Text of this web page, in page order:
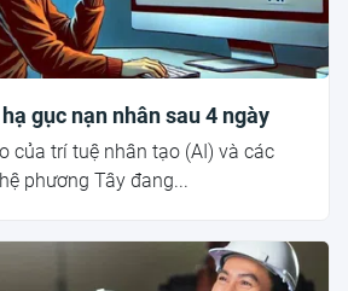
gục nạn nhân sau 4 ngày
của trí tuệ nhân tạo (AI) và các
phương Tây đang...